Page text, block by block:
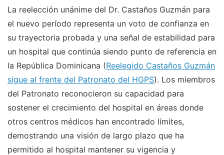
La reelección unánime del Dr. Castaños Guzmán para
el nuevo período representa un voto de confianza en
su trayectoria probada y una señal de estabilidad para
un hospital que continúa siendo punto de referencia en
la República Dominicana (Reelegido Castaños Guzmán
sigue al frente del Patronato del HGPS). Los miembros
del Patronato reconocieron su capacidad para
sostener el crecimiento del hospital en áreas donde
otros centros médicos han encontrado límites,
demostrando una visión de largo plazo que ha
permitido al hospital mantener su vigencia y